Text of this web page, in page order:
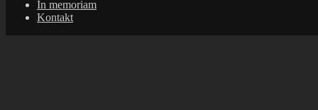
In memoriam
Kontakt